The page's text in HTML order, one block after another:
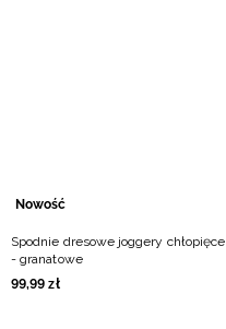
Nowość
Spodnie dresowe joggery chłopięce
- granatowe
99,99 zł